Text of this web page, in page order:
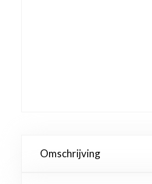
Omschrijving